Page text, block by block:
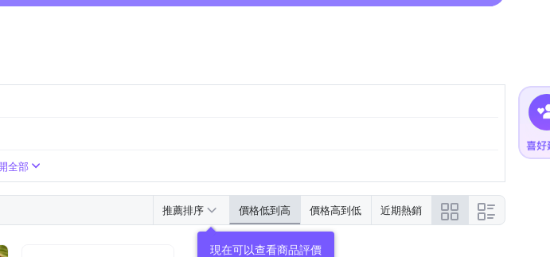
全部
推薦排序 價格低到高 價格高到低 近期熱銷
現在可以查看商品評價